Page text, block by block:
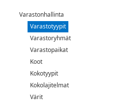
Varastonhallinta
Varastotyypit
Varastoryhmät
Varastopaikat
Koot
Kokotyypit
Kokolajitelmat
Värit